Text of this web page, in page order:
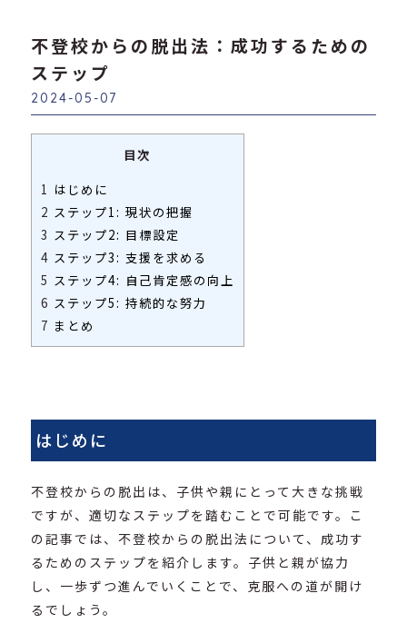
不登校からの脱出法：成功するための
ステップ
2024-05-07
目次
1 はじめに
2 ステップ1: 現状の把握
3 ステップ2: 目標設定
4 ステップ3: 支援を求める
5 ステップ4: 自己肯定感の向上
6 ステップ5: 持続的な努力
7 まとめ
はじめに
不登校からの脱出は、子供や親にとって大きな挑戦
ですが、適切なステップを踏むことで可能です。こ
の記事では、不登校からの脱出法について、成功す
るためのステップを紹介します。子供と親が協力
し、一歩ずつ進んでいくことで、克服への道が開け
るでしょう。